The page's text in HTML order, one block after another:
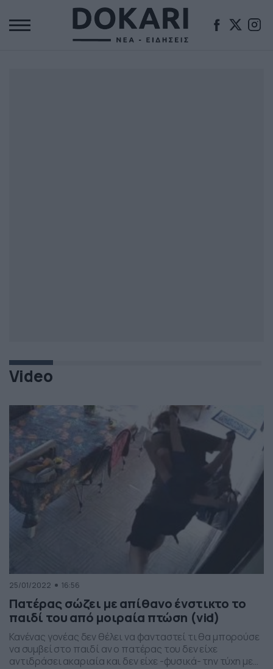
Video
25/01/2022 16:56
Πατέρας σώζει με απίθανο ένστικτο το
παιδί του από μοιραία πτώση (vid)
Κανένας γονέας δεν θέλει να φανταστεί τι θα μπορούσε
να συμβεί στο παιδί αν ο πατέρας του δεν είχε
αντιδράσει ακαριαία και δεν είχε -φυσικά- την τύχη με